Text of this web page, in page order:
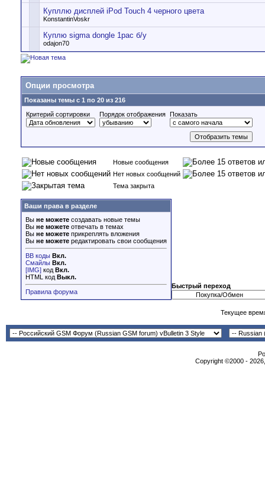
Купллю дисплей iPod Touch 4 черного цвета
KonstantinVoskr
Куплю sigma dongle 1pac б/у
odajon70
Опции просмотра
Показаны темы с 1 по 20 из 216
Критерий сортировки
Порядок отображения Показать
Новые сообщения
Нет новых сообщений
Тема закрыта
Ваши права в разделе
Вы не можете создавать новые темы
Вы не можете отвечать в темах
Вы не можете прикреплять вложения
Вы не можете редактировать свои сообщения
BB коды Вкл.
Смайлы Вкл.
[IMG] код Вкл.
HTML код Выкл.
Правила форума
Быстрый переход
Текущее
Copyright ©2000 -